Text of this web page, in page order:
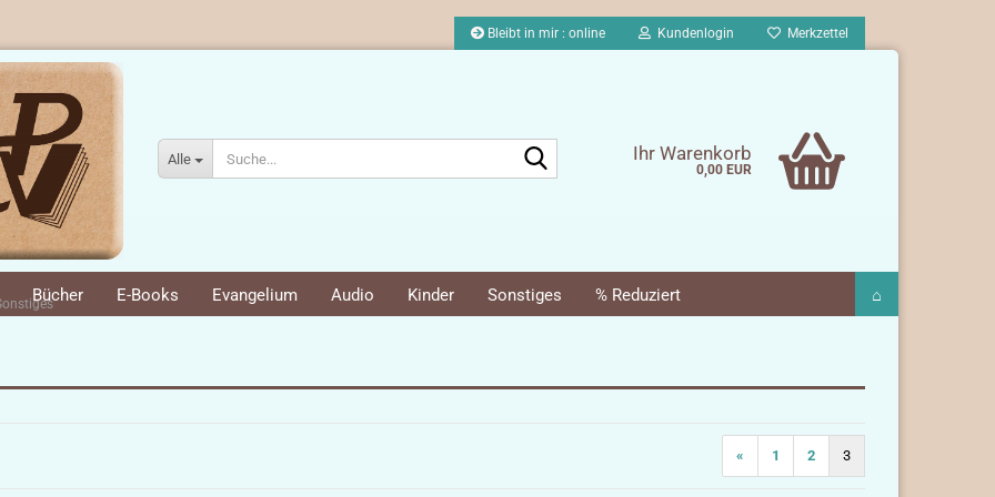
Bleibt in mir : online Kundenlogin Merkzettel
Alle Ihr Warenkorb
0,00 EUR
Bücher E-Books Evangelium Audio Kinder Sonstiges % Reduziert ⌂
« 1 2 3